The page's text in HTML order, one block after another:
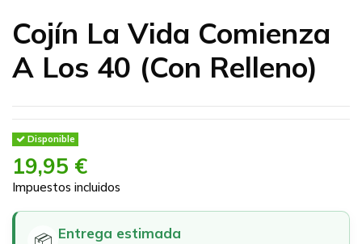
Cojín La Vida Comienza
A Los 40 (Con Relleno)
Disponible
19,95 €
Impuestos incluidos
Entrega estimada